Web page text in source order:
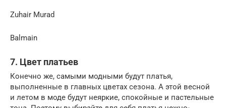
Zuhair Murad
Balmain
7. Цвет платьев
Конечно же, самыми модными будут платья,
выполненные в главных цветах сезона. А этой весной
и летом в моде будут неяркие, спокойные и пастельные